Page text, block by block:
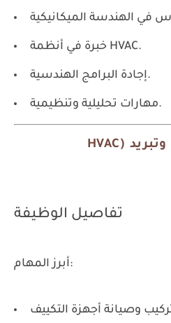
خبرة في أنظمة HVAC.
إجادة البرامج الهندسية.
مهارات تحليلية وتنظيمية.
وظيفة: فني تكييف وتبريد (HVAC
تفاصيل الوظيفة
أبرز المهام: